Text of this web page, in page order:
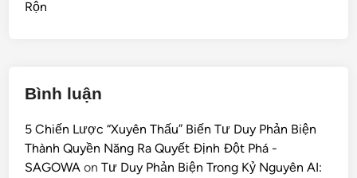
Rộn
Bình luận
5 Chiến Lược “Xuyên Thấu” Biến Tư Duy Phản Biện
Thành Quyền Năng Ra Quyết Định Đột Phá -
SAGOWA onTư Duy Phản Biện Trong Kỷ Nguyên AI: